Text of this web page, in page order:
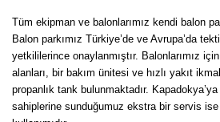
Tüm ekipman ve balonlarımız kendi balon
Balon parkımız Türkiye’de ve Avrupa’da
yetkililerince onaylanmıştır. Balonlarımız
alanları, bir bakım ünitesi ve hızlı yakıt
propanlık tank bulunmaktadır.
sahiplerine sunduğumuz ekstra bir servis ise